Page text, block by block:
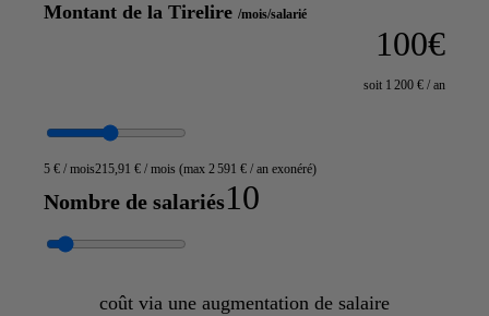
Montant de la Tirelire /mois/salarié
100€
soit 1 200 € / an
5 € / mois215,91 € / mois (max 2 591 € / an exonéré)
Nombre de salariés10
coût via une augmentation de salaire